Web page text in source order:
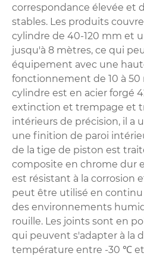
correspondance élevée et
stables. Les produits
cylindre de 40-120 mm et
jusqu'à 8 mètres, ce qui
équipement avec une
fonctionnement de 10 à 50
cylindre est en acier forgé
extinction et trempage et
intérieurs de précision, il a
une finition de paroi
de la tige de piston est
composite en chrome dur
est résistant à la corrosion
peut être utilisé en
des environnements
rouille. Les joints sont en
qui peuvent s'adapter à la
température entre -30 ℃